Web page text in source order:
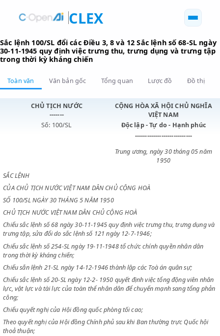
CLEX
Sắc lệnh 100/SL đổi các Điều 3, 8 và 12 Sắc lệnh số 68-
30-11-1945 quy định việc trưng thu, trưng dụng và
trong thời kỳ kháng chiến
Toàn văn
CHỦ TỊCH NƯỚC
-------
CỘNG HÒA XÃ HỘI CHỦ
VIỆT NAM
Độc lập - Tự do - Hạnh
----------------------------
SẮC LỆNH
CỦA CHỦ TỊCH NƯỚC VIỆT NAM DÂN CHỦ CỘNG HOÀ
SỐ 100/SL NGÀY 30 THÁNG 5 NĂM 1950
CHỦ TỊCH NƯỚC VIỆT NAM DÂN CHỦ CỘNG HOÀ
Chiểu sắc lệnh số 68 ngày 30-11-1945 quy định việc trưng thu, trưng
trưng tập, sửa đổi do sắc lệnh số 121 ngày 12-7-1946;
Chiểu sắc lệnh số 254-SL ngày 19-11-1948 tổ chức chính quyền nhân
trong thời kỳ kháng chiến;
Chiểu sắn lệnh 21-SL ngày 14-12-1946 thành lập các Toà án quân sự;
Chiểu sắc lệnh số 20-SL ngày 12-2- 1950 quyết định việc tổng động
lực, vật lực và tài lực của toàn thể nhân dân để chuyển mạnh sang
công;